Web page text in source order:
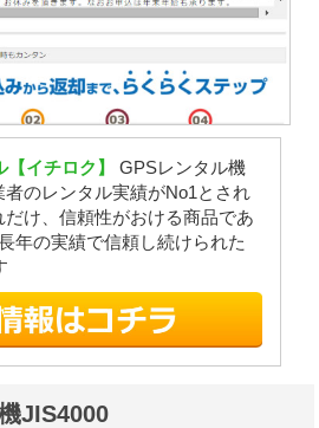
イチロク】
GPSレンタル機
のレンタル実績がNo1とされ
け、信頼性がおける商品であ
年の実績で信頼し続けられた
JIS4000